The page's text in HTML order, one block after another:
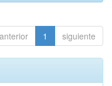
anterior 1 siguiente